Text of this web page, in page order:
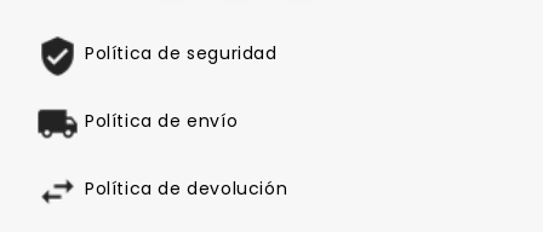
Política de seguridad
Política de envío
Política de devolución